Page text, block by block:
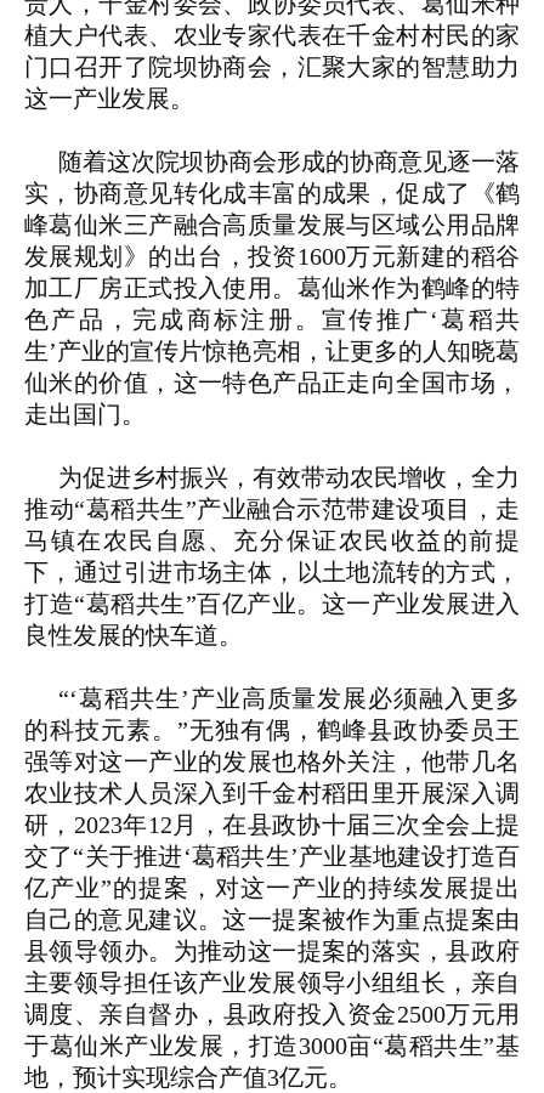
植大户代表、农业专家代表在千金村村民的家
门口召开了院坝协商会，汇聚大家的智慧助力
这一产业发展。
随着这次院坝协商会形成的协商意见逐一落
实，协商意见转化成丰富的成果，促成了《鹤
峰葛仙米三产融合高质量发展与区域公用品牌
发展规划》的出台，投资1600万元新建的稻谷
加工厂房正式投入使用。葛仙米作为鹤峰的特
色产品，完成商标注册。宣传推广‘葛稻共
生’产业的宣传片惊艳亮相，让更多的人知晓葛
仙米的价值，这一特色产品正走向全国市场，
走出国门。
为促进乡村振兴，有效带动农民增收，全力
推动“葛稻共生”产业融合示范带建设项目，走
马镇在农民自愿、充分保证农民收益的前提
下，通过引进市场主体，以土地流转的方式，
打造“葛稻共生”百亿产业。这一产业发展进入
良性发展的快车道。
“‘葛稻共生’产业高质量发展必须融入更多
的科技元素。”无独有偶，鹤峰县政协委员王
强等对这一产业的发展也格外关注，他带几名
农业技术人员深入到千金村稻田里开展深入调
研，2023年12月，在县政协十届三次全会上提
交了“关于推进‘葛稻共生’产业基地建设打造百
亿产业”的提案，对这一产业的持续发展提出
自己的意见建议。这一提案被作为重点提案由
县领导领办。为推动这一提案的落实，县政府
主要领导担任该产业发展领导小组组长，亲自
调度、亲自督办，县政府投入资金2500万元用
于葛仙米产业发展，打造3000亩“葛稻共生”基
地，预计实现综合产值3亿元。